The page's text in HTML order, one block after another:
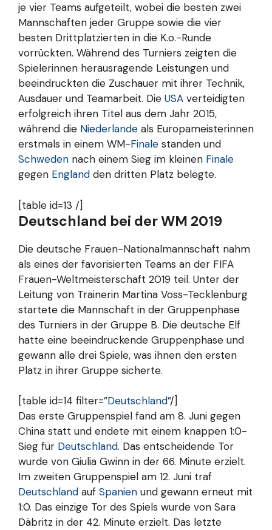
je vier Teams aufgeteilt, wobei die besten zwei
Mannschaften jeder Gruppe sowie die vier
besten Drittplatzierten in die K.o.-Runde
vorrückten. Während des Turniers zeigten die
Spielerinnen herausragende Leistungen und
beeindruckten die Zuschauer mit ihrer Technik,
Ausdauer und Teamarbeit. Die USA verteidigten
erfolgreich ihren Titel aus dem Jahr 2015,
während die Niederlande als Europameisterinnen
erstmals in einem WM-Finale standen und
Schweden nach einem Sieg im kleinen Finale
gegen England den dritten Platz belegte.
[table id=13 /]
Deutschland bei der WM 2019
Die deutsche Frauen-Nationalmannschaft nahm
als eines der favorisierten Teams an der FIFA
Frauen-Weltmeisterschaft 2019 teil. Unter der
Leitung von Trainerin Martina Voss-Tecklenburg
startete die Mannschaft in der Gruppenphase
des Turniers in der Gruppe B. Die deutsche Elf
hatte eine beeindruckende Gruppenphase und
gewann alle drei Spiele, was ihnen den ersten
Platz in ihrer Gruppe sicherte.
[table id=14 filter=”Deutschland”/]
Das erste Gruppenspiel fand am 8. Juni gegen
China statt und endete mit einem knappen 1:0-
Sieg für Deutschland. Das entscheidende Tor
wurde von Giulia Gwinn in der 66. Minute erzielt.
Im zweiten Gruppenspiel am 12. Juni traf
Deutschland auf Spanien und gewann erneut mit
1:0. Das einzige Tor des Spiels wurde von Sara
Däbritz in der 42. Minute erzielt. Das letzte